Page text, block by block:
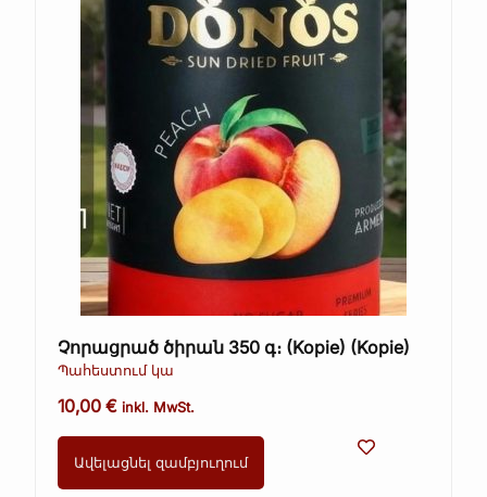
Չորացրած ծիրան 350 գ։ (Kopie) (Kopie)
Պահեստում կա
10,00€ inkl. MwSt.
Ավելացնել զամբյուղում